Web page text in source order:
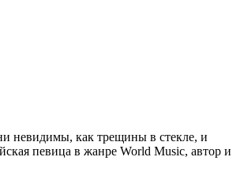
невидимы, как трещины в стекле, и
певица в жанре World Music, автор и